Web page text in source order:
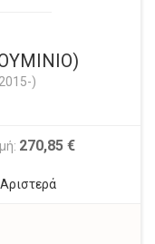
)
270,85 €
Αριστερά